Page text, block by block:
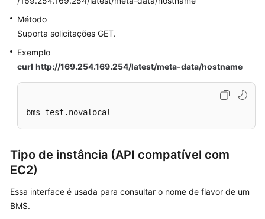
Método
Suporta solicitações GET.
Exemplo
curl http://169.254.169.254/latest/meta-data/hostname
bms-test.novalocal
Tipo de instância (API compatível com
EC2)
Essa interface é usada para consultar o nome de flavor de um
BMS.